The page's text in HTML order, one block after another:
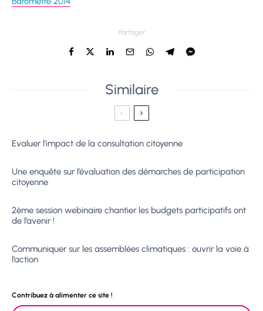
Partager
Similaire
Evaluer l’impact de la consultation citoyenne
Une enquête sur l’évaluation des démarches de participation
citoyenne
2ème session webinaire chantier les budgets participatifs ont
de l’avenir !
Communiquer sur les assemblées climatiques : ouvrir la voie à
l’action
Contribuez à alimenter ce site !